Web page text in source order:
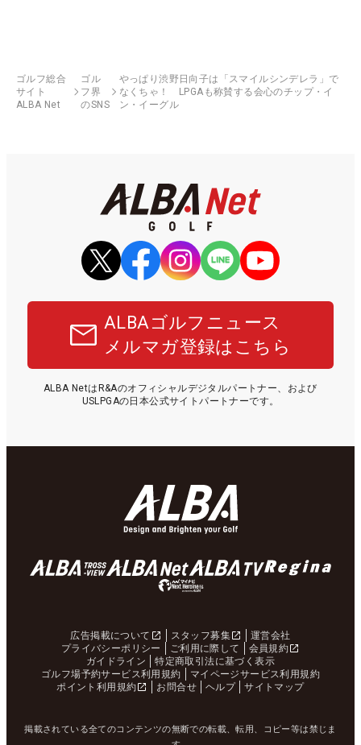
ゴルフ総合
サイト
ALBA Net
ゴル
フ界
のSNS
やっぱり渋野日向子は「スマイルシンデレラ」で
なくちゃ！ LPGAも称賛する会心のチップ・イ
ン・イーグル
ALBAゴルフニュース
メルマガ登録はこちら
ALBA NetはR&Aのオフィシャルデジタルパートナー、および
USLPGAの日本公式サイトパートナーです。
広告掲載について スタッフ募集
運営会社
プライバシーポリシー
ご利用に際して
会員規約
ガイドライン
特定商取引法に基づく表示
ゴルフ場予約サービス利用規約
マイページサービス利用規約
ポイント利用規約
お問合せ ヘルプ サイトマップ
掲載されている全てのコンテンツの無断での転載、転用、コピー等は禁じま